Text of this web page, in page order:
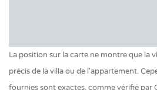
La position sur la carte ne montre que la
précis de la villa ou de l'appartement.
fournies sont exactes, comme vérifié par